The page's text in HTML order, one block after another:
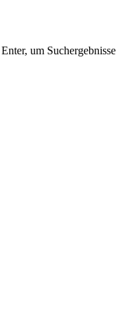
um Suchergebnisse